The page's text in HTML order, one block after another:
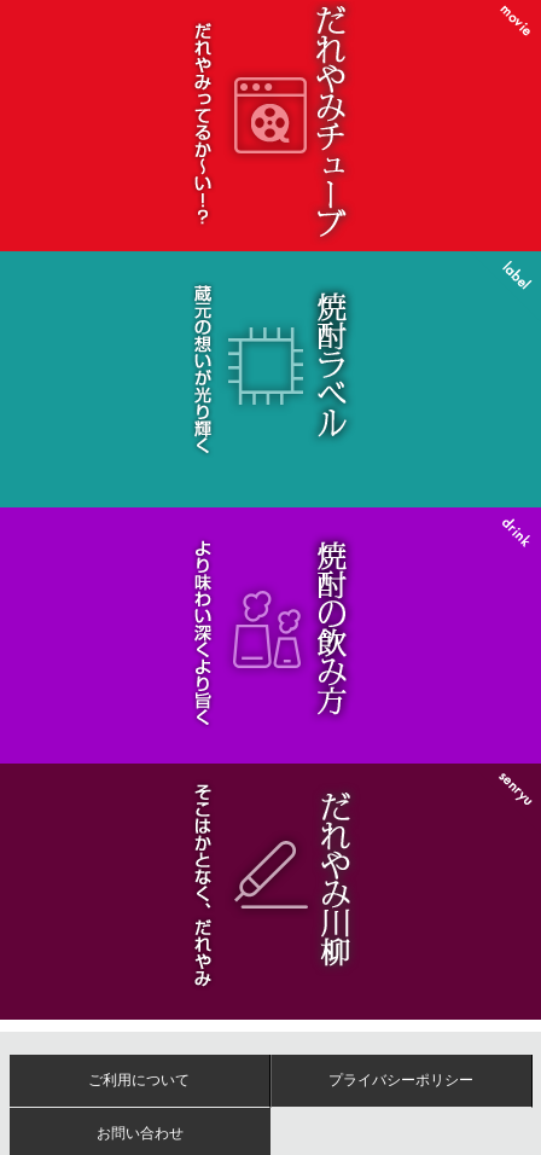
ご利用について プライバシーポリシー
お問い合わせ